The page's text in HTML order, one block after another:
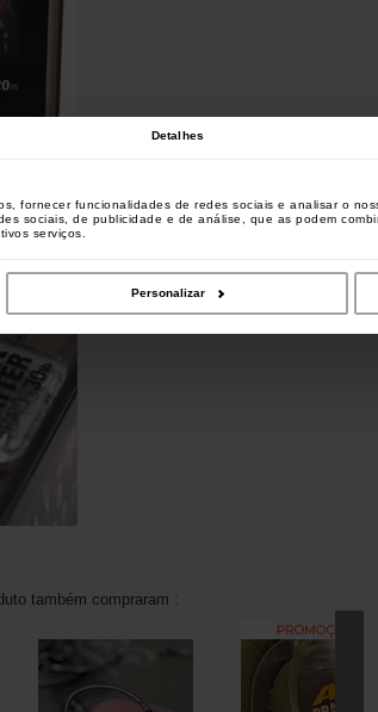
Detalhes
fornecer funcionalidades de redes sociais e analisar o
sociais, de publicidade e de análise, que as podem
serviços.
Personalizar
também compraram :